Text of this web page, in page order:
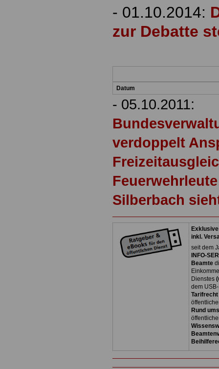
- 01.10.2014:
zur Debatte
Datum
- 05.10.2011:
verdoppelt
Silberbach
inkl.
seit dem
INFO-
Beamte
Dienstes
dem
Tarifrecht
Rund